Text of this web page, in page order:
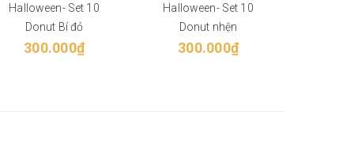
Halloween- Set 10
Donut Bí đỏ
300.000₫
Halloween- Set 10
Donut nhện
300.000₫